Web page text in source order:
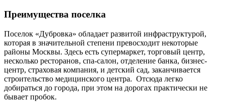
Преимущества поселка
Поселок «Дубровка» обладает развитой инфраструктурой,
которая в значительной степени превосходит некоторые
районы Москвы. Здесь есть супермаркет, торговый центр,
несколько ресторанов, спа-салон, отделение банка, бизнес-
центр, страховая компания, и детский сад, заканчивается
строительство медицинского центра. Отсюда легко
добираться до города, при этом на дорогах практически не
бывает пробок.